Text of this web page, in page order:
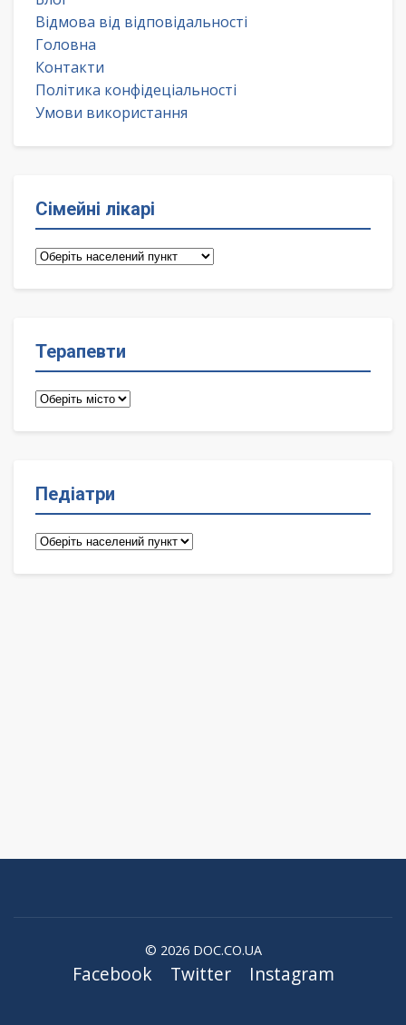
Відмова від відповідальності
Головна
Контакти
Політика конфідеціальності
Умови використання
Сімейні лікарі
Сімейні
Терапевти
Терапевти
Педіатри
Педіатри
© 2026 DOC.CO.UA
Facebook Twitter Instagram